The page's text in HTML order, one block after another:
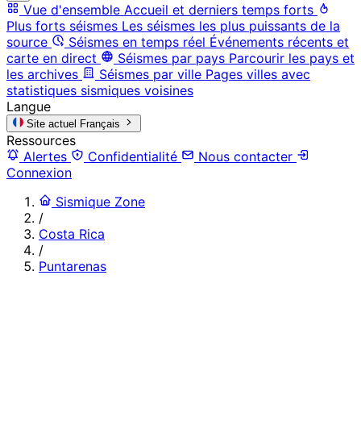
Vue d'ensemble Accueil et derniers temps forts
Plus forts séismes Les séismes les plus puissants de la
source
Séismes en temps réel Événements récents et
carte en direct
Séismes par pays Parcourir les pays et
les archives
Séismes par ville Pages villes avec
statistiques sismiques voisines
Langue
Site actuel Français
Ressources
Alertes
Confidentialité
Nous contacter
Connexion
Sismique Zone
/
Costa Rica
/
Puntarenas